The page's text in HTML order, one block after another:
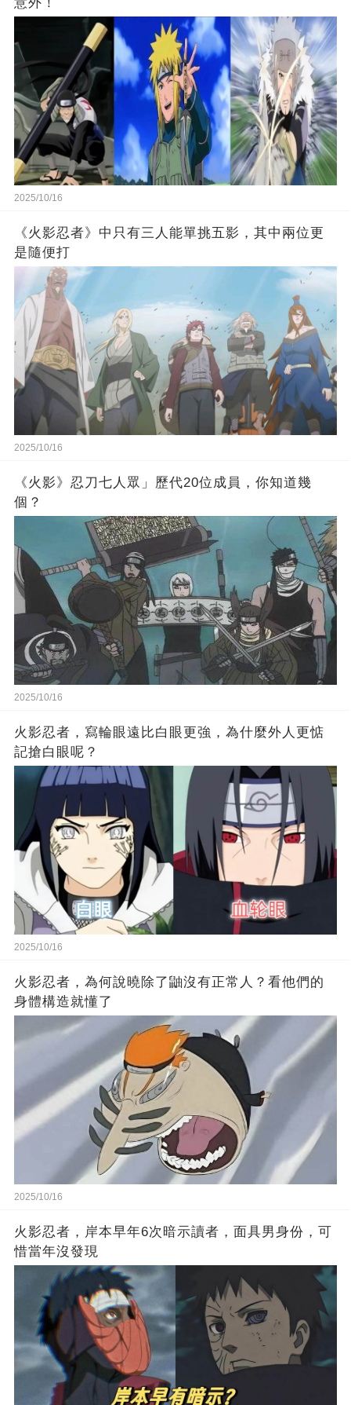
2025/10/16
《火影忍者》中只有三人能單挑五影，其中兩位更
是隨便打
2025/10/16
《火影》忍刀七人眾」歷代20位成員，你知道幾
個？
2025/10/16
火影忍者，寫輪眼遠比白眼更強，為什麼外人更惦
記搶白眼呢？
2025/10/16
火影忍者，為何說曉除了鼬沒有正常人？看他們的
身體構造就懂了
2025/10/16
火影忍者，岸本早年6次暗示讀者，面具男身份，可
惜當年沒發現